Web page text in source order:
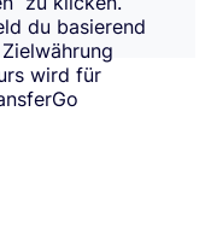
du basierend
wird für